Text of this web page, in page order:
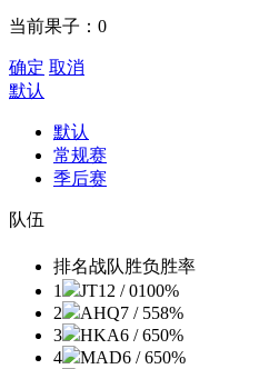
当前果子： 0
确定 取消
默认
默认
常规赛
季后赛
队伍
排名战队胜负胜率
1
JT12 / 0100%
2
AHQ7 / 558%
3
HKA6 / 650%
4
MAD6 / 650%